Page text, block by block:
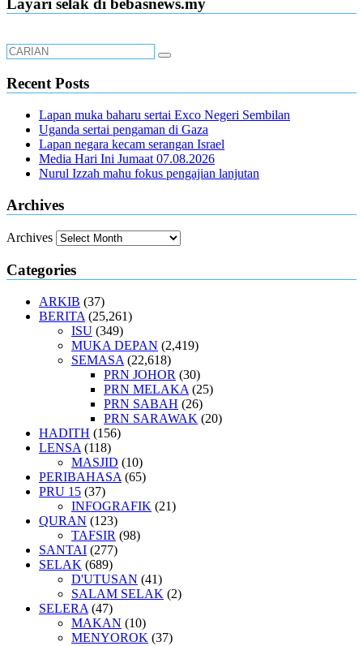
Layari selak di bebasnews.my
Recent Posts
Lapan muka baharu sertai Exco Negeri Sembilan
Uganda sertai pengaman di Gaza
Lapan negara kecam serangan Israel
Media Hari Ini Jumaat 07.08.2026
Nurul Izzah mahu fokus pengajian lanjutan
Archives
Archives
Categories
ARKIB (37)
BERITA (25,261)
ISU (349)
MUKA DEPAN (2,419)
SEMASA (22,618)
PRN JOHOR (30)
PRN MELAKA (25)
PRN SABAH (26)
PRN SARAWAK (20)
HADITH (156)
LENSA (118)
MASJID (10)
PERIBAHASA (65)
PRU 15 (37)
INFOGRAFIK (21)
QURAN (123)
TAFSIR (98)
SANTAI (277)
SELAK (689)
D'UTUSAN (41)
SALAM SELAK (2)
SELERA (47)
MAKAN (10)
MENYOROK (37)